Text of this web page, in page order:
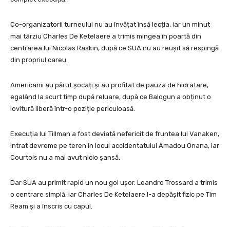
Co-organizatorii turneului nu au învățat însă lecția, iar un minut
mai târziu Charles De Ketelaere a trimis mingea în poartă din
centrarea lui Nicolas Raskin, după ce SUA nu au reușit să respingă
din propriul careu.
Americanii au părut șocați și au profitat de pauza de hidratare,
egalând la scurt timp după reluare, după ce Balogun a obținut o
lovitură liberă într-o poziție periculoasă.
Execuția lui Tillman a fost deviată nefericit de fruntea lui Vanaken,
intrat devreme pe teren în locul accidentatului Amadou Onana, iar
Courtois nu a mai avut nicio șansă.
Dar SUA au primit rapid un nou gol ușor. Leandro Trossard a trimis
o centrare simplă, iar Charles De Ketelaere l-a depășit fizic pe Tim
Ream și a înscris cu capul.